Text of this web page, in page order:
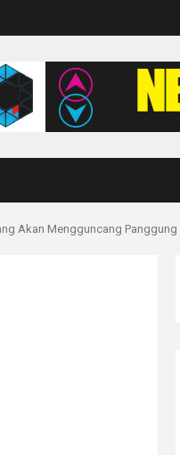
Akan Mengguncang